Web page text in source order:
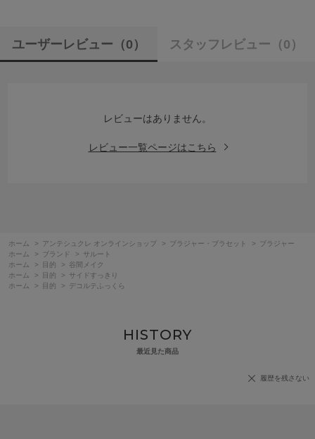
ユーザーレビュー （0） スタッフレビュー （0）
レビューはありません。
レビュー一覧ページはこちら
ホーム > アンテシュクレ オンラインショップ > ブラジャー・ブラセット >
ブラジャー
ホーム
> ブランド >
サルート
ホーム
> 目的 >
谷間メイク
ホーム
> 目的 >
サイドすっきり
ホーム
> 目的 > デコルテふっくら
HISTORY
最近見た商品
履歴を残さない